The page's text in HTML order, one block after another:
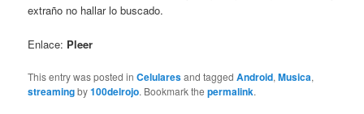
extraño no hallar lo buscado.
Enlace: Pleer
This entry was posted inCelularesand taggedAndroid,Musica,
streamingby100delrojo. Bookmark thepermalink.